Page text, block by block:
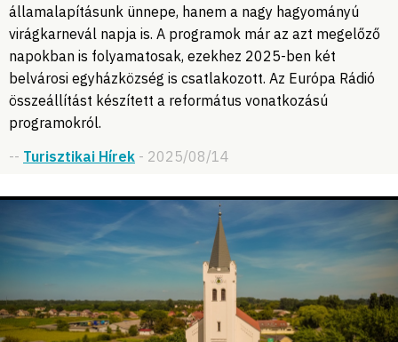
államalapításunk ünnepe, hanem a nagy hagyományú
virágkarnevál napja is. A programok már az azt megelőző
napokban is folyamatosak, ezekhez 2025-ben két
belvárosi egyházközség is csatlakozott. Az Európa Rádió
összeállítást készített a református vonatkozású
programokról.
-- Turisztikai Hírek - 2025/08/14